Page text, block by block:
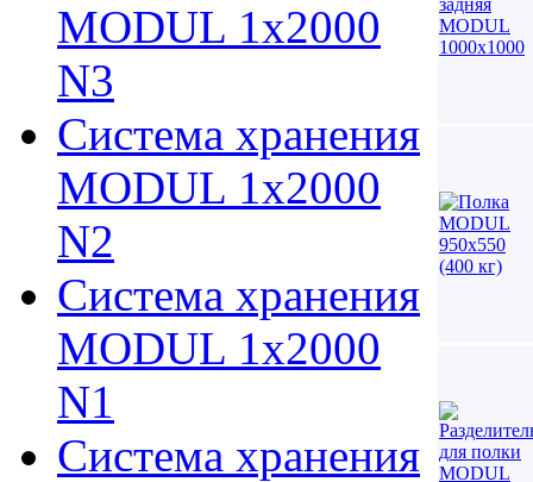
MODUL 1х2000
N3
Система хранения
MODUL 1х2000
N2
Система хранения
MODUL 1х2000
N1
Система хранения